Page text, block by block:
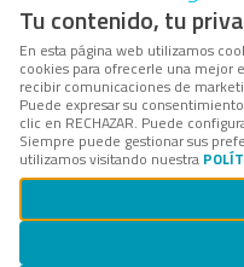
Tu contenido, tu
En esta página web utilizamos
cookies para ofrecerle una mejor
recibir comunicaciones de
Puede expresar su
clic en RECHAZAR. Puede
Siempre puede gestionar sus
utilizamos visitando nuestra